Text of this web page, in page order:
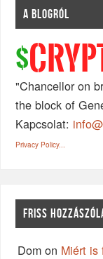
A BLOGRÓL
$
"Chancellor on
the block of
Kapcsolat:
Privacy Policy...
FRISS
Dom on Miért is